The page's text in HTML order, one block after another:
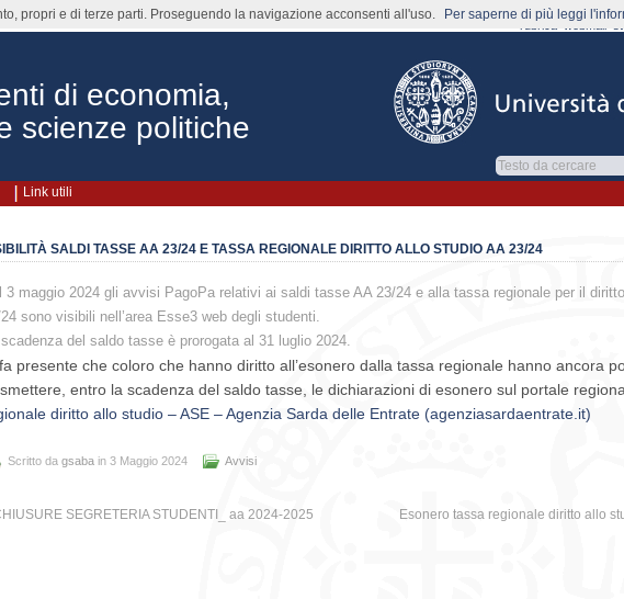
di economia,
scienze politiche
rubrica webmail
Link utili
SALDI TASSE AA 23/24 E TASSA REGIONALE DIRITTO ALLO STUDIO AA 23/24
3 maggio 2024 gli avvisi PagoPa relativi ai saldi tasse AA 23/24 e alla tassa regionale per il
sono visibili nell’area Esse3 web degli studenti.
scadenza del saldo tasse è prorogata al 31 luglio 2024.
presente che coloro che hanno diritto all’esonero dalla tassa regionale hanno ancora
entro la scadenza del saldo tasse, le dichiarazioni di esonero sul portale
diritto allo studio – ASE – Agenzia Sarda delle Entrate (agenziasardaentrate.it)
Scritto da gsaba in 3 Maggio 2024 Avvisi
SEGRETERIA STUDENTI_ aa 2024-2025 Esonero tassa regionale diritto allo
propri e di terze parti. Proseguendo la navigazione acconsenti all'uso. Per saperne di più leggi